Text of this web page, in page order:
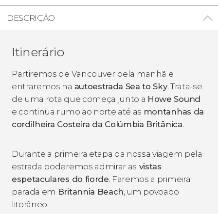
DESCRIÇÃO
Itinerário
Partiremos de Vancouver pela manhã e
entraremos na autoestrada Sea to Sky. Trata-se
de uma rota que começa junto a Howe Sound
e continua rumo ao norte até as montanhas da
cordilheira Costeira da Colúmbia Britânica.
Durante a primeira etapa da nossa viagem pela
estrada poderemos admirar as vistas
espetaculares do fiorde. Faremos a primeira
parada em Britannia Beach, um povoado
litorâneo.